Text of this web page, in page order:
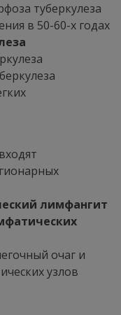
туберкулеза
в 50-60-х годах
лимфангит
очаг и
узлов